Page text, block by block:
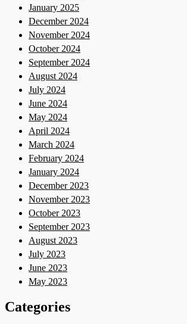
January 2025
December 2024
November 2024
October 2024
September 2024
August 2024
July 2024
June 2024
May 2024
April 2024
March 2024
February 2024
January 2024
December 2023
November 2023
October 2023
September 2023
August 2023
July 2023
June 2023
May 2023
Categories